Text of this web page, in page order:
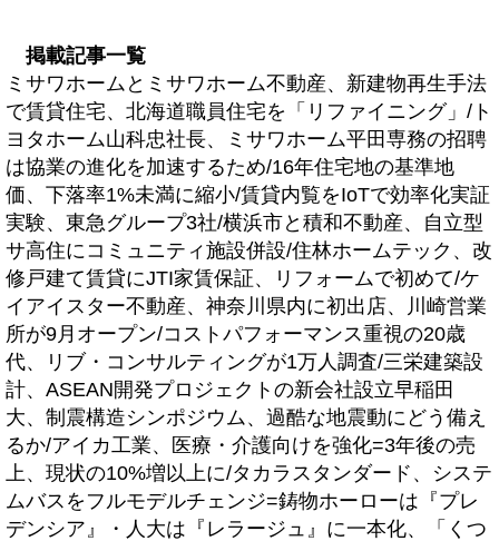
掲載記事一覧
ミサワホームとミサワホーム不動産、新建物再生手法
で賃貸住宅、北海道職員住宅を「リファイニング」/ト
ヨタホーム山科忠社長、ミサワホーム平田専務の招聘
は協業の進化を加速するため/16年住宅地の基準地
価、下落率1%未満に縮小/賃貸内覧をIoTで効率化実証
実験、東急グループ3社/横浜市と積和不動産、自立型
サ高住にコミュニティ施設併設/住林ホームテック、改
修戸建て賃貸にJTI家賃保証、リフォームで初めて/ケ
イアイスター不動産、神奈川県内に初出店、川崎営業
所が9月オープン/コストパフォーマンス重視の20歳
代、リブ・コンサルティングが1万人調査/三栄建築設
計、ASEAN開発プロジェクトの新会社設立早稲田
大、制震構造シンポジウム、過酷な地震動にどう備え
るか/アイカ工業、医療・介護向けを強化=3年後の売
上、現状の10%増以上に/タカラスタンダード、システ
ムバスをフルモデルチェンジ=鋳物ホーローは『プレ
デンシア』・人大は『レラージュ』に一本化、「くつ